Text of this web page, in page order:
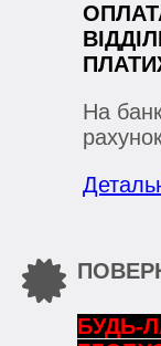
На
БУДЬ-